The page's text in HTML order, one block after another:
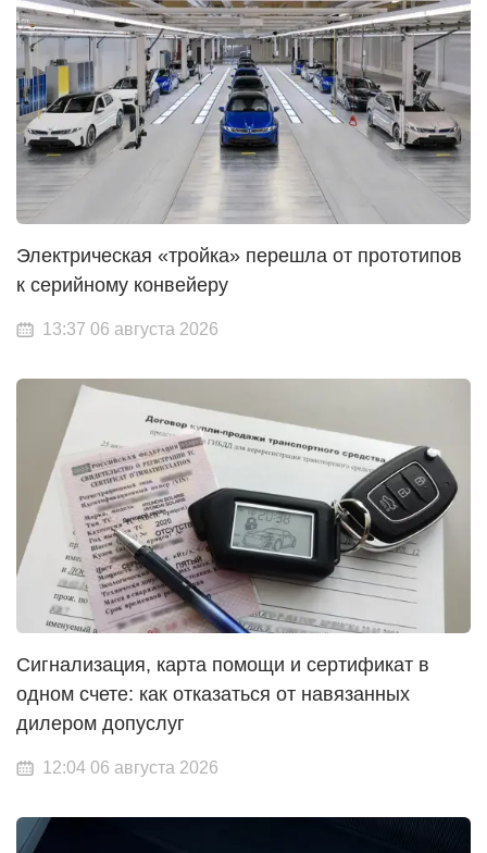
Электрическая «тройка» перешла от прототипов
к серийному конвейеру
13:37 06 августа 2026
Сигнализация, карта помощи и сертификат в
одном счете: как отказаться от навязанных
дилером допуслуг
12:04 06 августа 2026